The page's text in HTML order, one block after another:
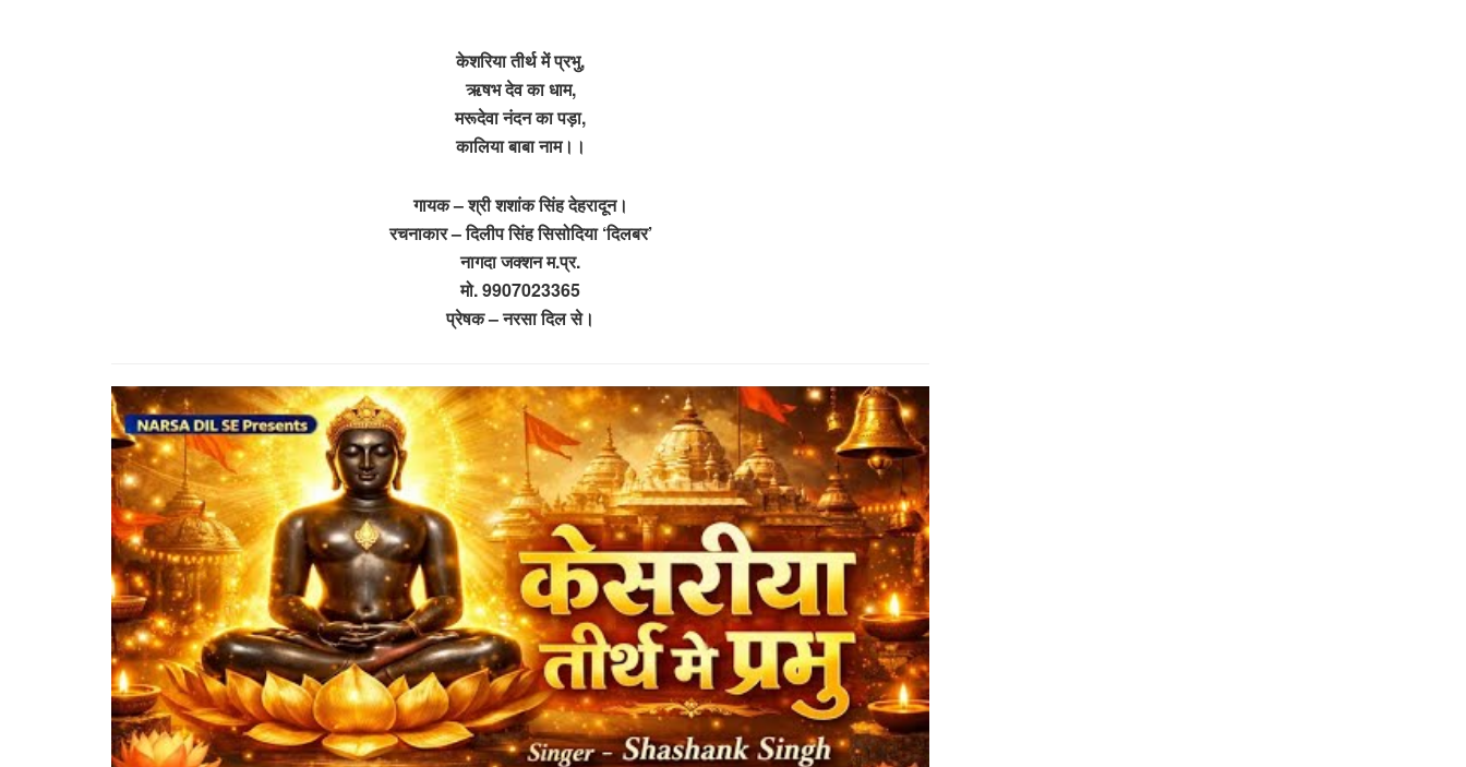
केशरिया तीर्थ में प्रभु,
ऋषभ देव का धाम,
मरूदेवा नंदन का पड़ा,
कालिया बाबा नाम।।
गायक – श्री शशांक सिंह देहरादून।
रचनाकार – दिलीप सिंह सिसोदिया ‘दिलबर’
नागदा जक्शन म.प्र.
मो. 9907023365
प्रेषक – नरसा दिल से।